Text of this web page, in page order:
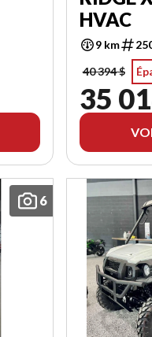
HVAC
9 km
40 394 $
35
6